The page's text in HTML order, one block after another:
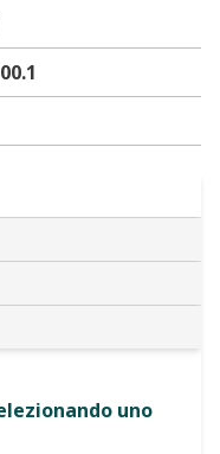
uno